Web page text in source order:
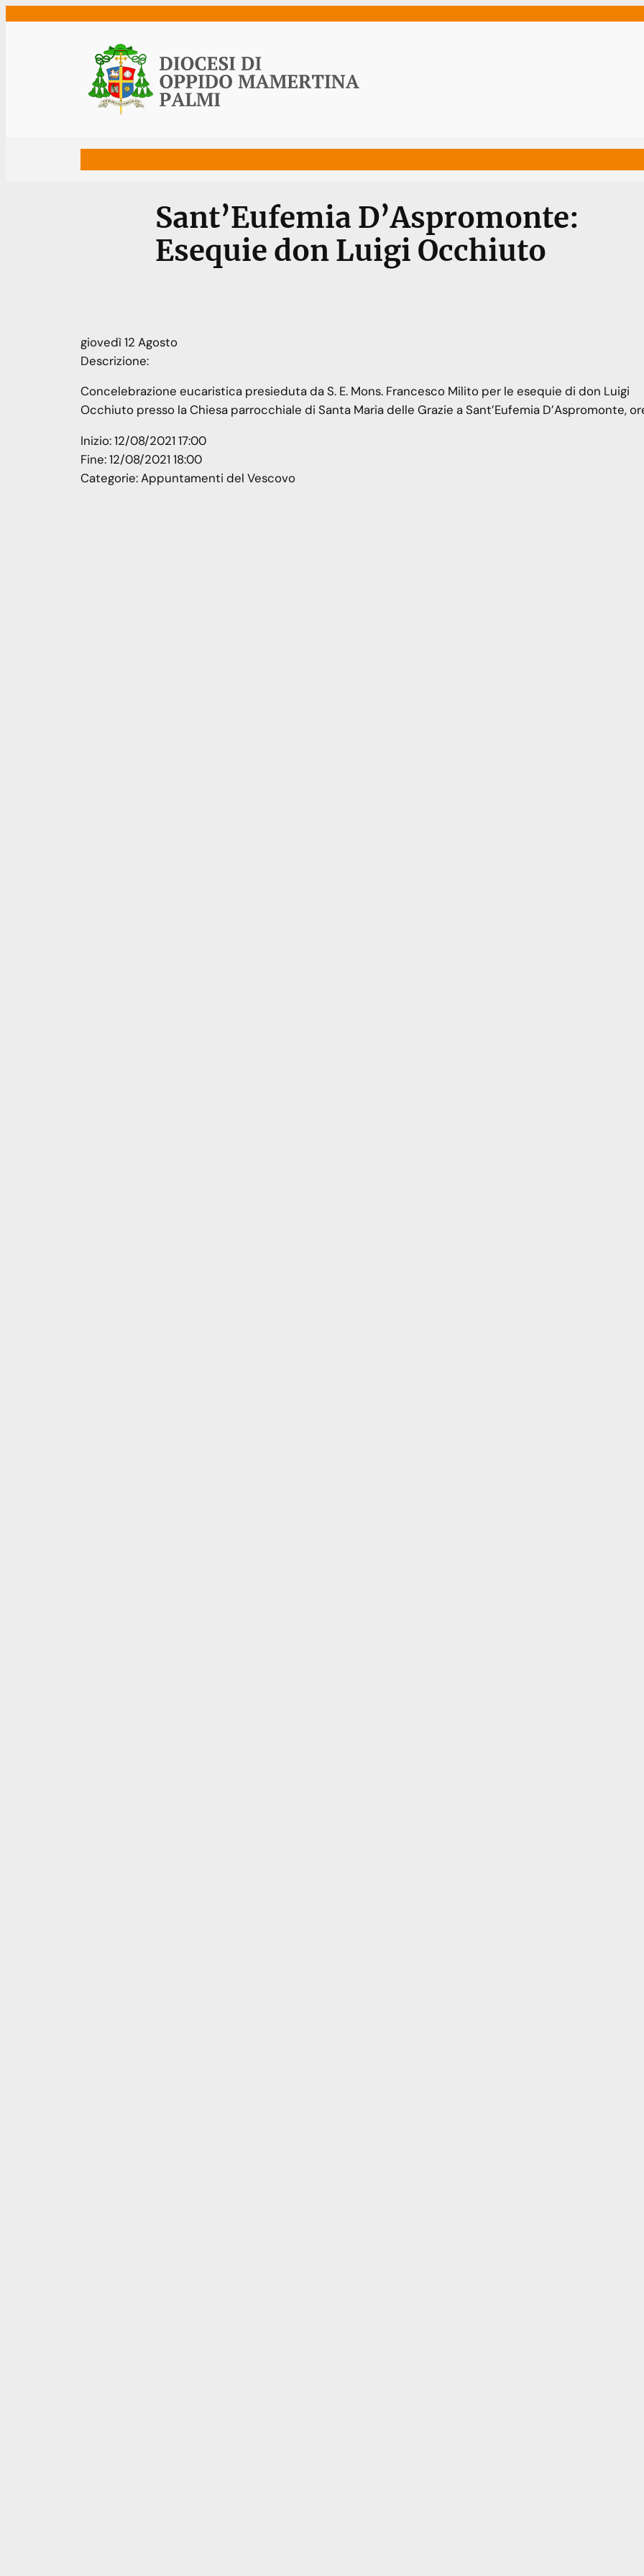
Sant’Eufemia D’Aspromonte:
Esequie don Luigi Occhiuto
giovedì12 Agosto
Descrizione:
Concelebrazione eucaristica presieduta da S. E. Mons. Francesco Milito per le esequie di don Luigi
Occhiuto presso la Chiesa parrocchiale di Santa Maria delle Grazie a Sant’Eufemia D’Aspromonte,
Inizio:12/08/2021 17:00
Fine:12/08/2021 18:00
Categorie:Appuntamenti del Vescovo